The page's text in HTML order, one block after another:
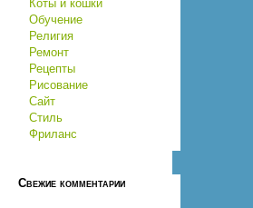
Коты и кошки
Обучение
Религия
Ремонт
Рецепты
Рисование
Сайт
Стиль
Фриланс
Свежие комментарии